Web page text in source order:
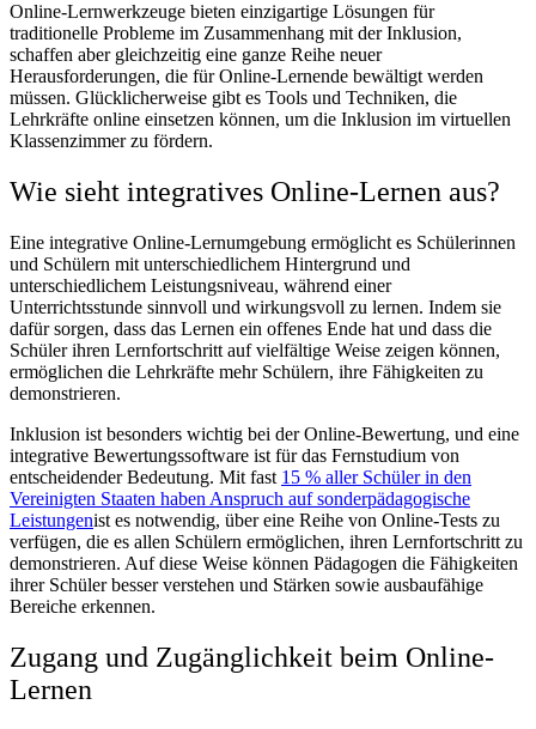
Online-Lernwerkzeuge bieten einzigartige Lösungen für
traditionelle Probleme im Zusammenhang mit der Inklusion,
schaffen aber gleichzeitig eine ganze Reihe neuer
Herausforderungen, die für Online-Lernende bewältigt werden
müssen. Glücklicherweise gibt es Tools und Techniken, die
Lehrkräfte online einsetzen können, um die Inklusion im virtuellen
Klassenzimmer zu fördern.
Wie sieht integratives Online-Lernen aus?
Eine integrative Online-Lernumgebung ermöglicht es Schülerinnen
und Schülern mit unterschiedlichem Hintergrund und
unterschiedlichem Leistungsniveau, während einer
Unterrichtsstunde sinnvoll und wirkungsvoll zu lernen. Indem sie
dafür sorgen, dass das Lernen ein offenes Ende hat und dass die
Schüler ihren Lernfortschritt auf vielfältige Weise zeigen können,
ermöglichen die Lehrkräfte mehr Schülern, ihre Fähigkeiten zu
demonstrieren.
Inklusion ist besonders wichtig bei der Online-Bewertung, und eine
integrative Bewertungssoftware ist für das Fernstudium von
entscheidender Bedeutung. Mit fast 15 % aller Schüler in den
Vereinigten Staaten haben Anspruch auf sonderpädagogische
Leistungenist es notwendig, über eine Reihe von Online-Tests zu
verfügen, die es allen Schülern ermöglichen, ihren Lernfortschritt zu
demonstrieren. Auf diese Weise können Pädagogen die Fähigkeiten
ihrer Schüler besser verstehen und Stärken sowie ausbaufähige
Bereiche erkennen.
Zugang und Zugänglichkeit beim Online-
Lernen